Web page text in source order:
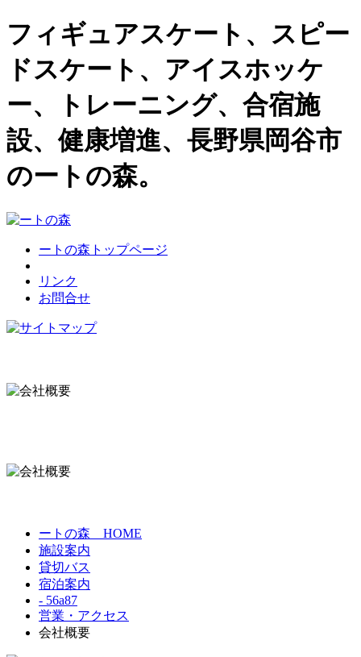
フィギュアスケート、スピー
ドスケート、アイスホッケ
ー、トレーニング、合宿施
設、健康増進、長野県岡谷市
のートの森。
ートの森トップページ
リンク
お問合せ
ートの森 HOME
施設案内
貸切バス
宿泊案内
- 56a87
営業・アクセス
会社概要